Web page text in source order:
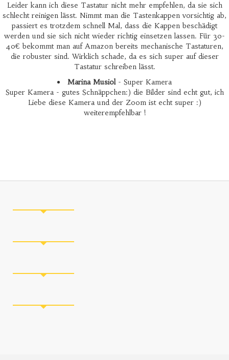
Leider kann ich diese Tastatur nicht mehr empfehlen, da sie sich
schlecht reinigen lässt. Nimmt man die Tastenkappen vorsichtig ab,
passiert es trotzdem schnell Mal, dass die Kappen beschädigt
werden und sie sich nicht wieder richtig einsetzen lassen. Für 30-
40€ bekommt man auf Amazon bereits mechanische Tastaturen,
die robuster sind. Wirklich schade, da es sich super auf dieser
Tastatur schreiben lässt.
Marina Musiol- Super Kamera
Super Kamera - gutes Schnäppchen:) die Bilder sind echt gut, ich
Liebe diese Kamera und der Zoom ist echt super :)
weiterempfehlbar !